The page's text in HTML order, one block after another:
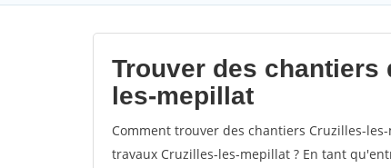
Trouver des
les-mepillat
Comment trouver des chantiers Cruzilles-
travaux Cruzilles-les-mepillat ? En tant